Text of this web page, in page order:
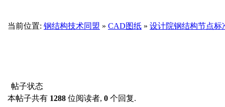
当前位置: 钢结构技术同盟 » CAD图纸 » 设计院钢结构节点标
帖子状态
本帖子共有 1288 位阅读者, 0 个回复.